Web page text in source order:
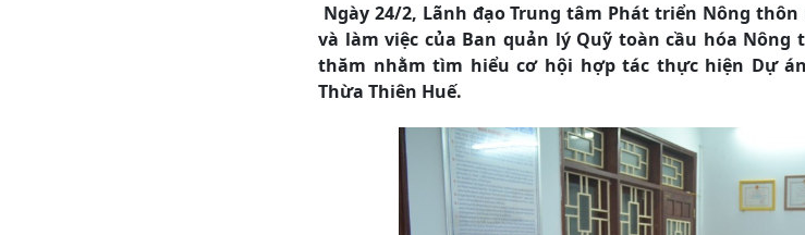
Ngày 24/2, Lãnh đạo Trung tâm Phát triển Nông thôn
và làm việc của Ban quản lý Quỹ toàn cầu hóa Nông
thăm nhằm tìm hiểu cơ hội hợp tác thực hiện Dự
Thừa Thiên Huế.